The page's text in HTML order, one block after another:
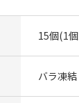
15個(1
バラ凍結